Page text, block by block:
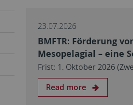
23.07.2026
BMFTR: Förderung
Mesopelagial – eine
Frist: 1. Oktober 2026
Read more